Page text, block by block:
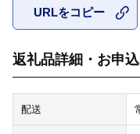
URLをコピー
返礼品詳細・お申
配送